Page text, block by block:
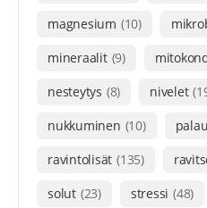
magnesium (10)
mineraalit (9)
nesteytys (8) nivelet
nukkuminen (10)
ravintolisät (135)
solut (23) stressi (48)